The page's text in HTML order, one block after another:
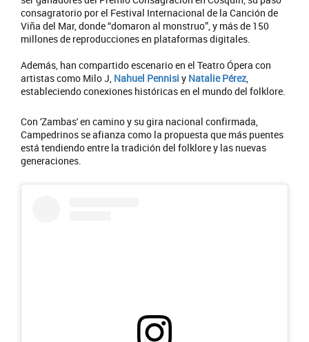
consagratorio por el Festival Internacional de la Canción de
Viña del Mar, donde “domaron al monstruo”, y más de 150
millones de reproducciones en plataformas digitales.
Además, han compartido escenario en el Teatro Ópera con
artistas como Milo J, Nahuel Pennisi y Natalie Pérez
estableciendo conexiones históricas en el mundo del folklore.
Con 'Zambas' en camino y su gira nacional confirmada,
Campedrinos se afianza como la propuesta que más puentes
está tendiendo entre la tradición del folklore y las nuevas
generaciones.